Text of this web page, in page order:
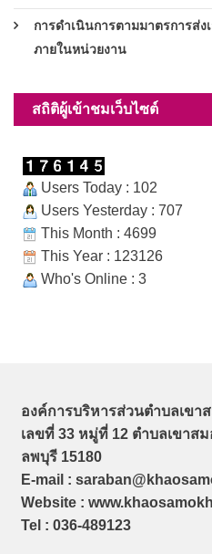
การดำเนินการตามมาตรการส่
ภายในหน่วยงาน
สถิติผู้เข้าชมเว็บไซต์
Users Today : 102
Users Yesterday : 707
This Month : 4699
This Year : 123126
Who's Online : 3
องค์การบริหารส่วนตำบลเขา
เลขที่ 33 หมู่ที่ 12 ตำบลเขาส
ลพบุรี 15180
E-mail :
Website :
Tel : 036-489123